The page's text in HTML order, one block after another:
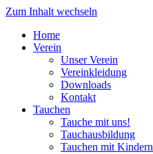
Zum Inhalt wechseln
Home
Verein
Unser Verein
Vereinkleidung
Downloads
Kontakt
Tauchen
Tauche mit uns!
Tauchausbildung
Tauchen mit Kindern